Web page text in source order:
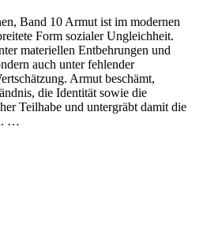
Band 10 Armut ist im modernen
Form sozialer Ungleichheit.
materiellen Entbehrungen und
auch unter fehlender
Armut beschämt,
die Identität sowie die
Teilhabe und untergräbt damit die
…